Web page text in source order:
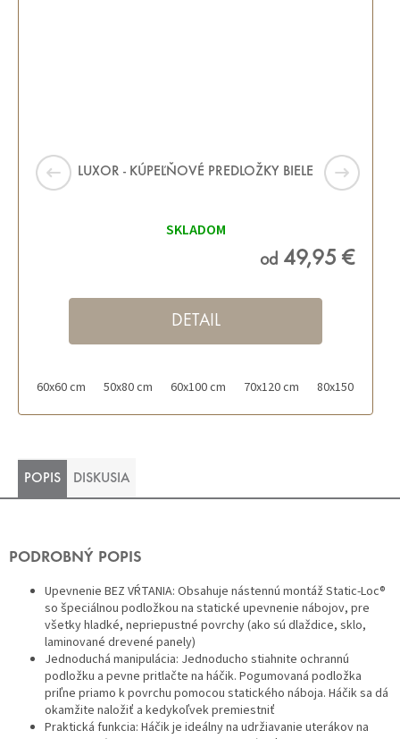
LUXOR - KÚPEĽŇOVÉ PREDLOŽKY BIELE
SKLADOM
od 49,95 €
DETAIL
60x60 cm 50x80 cm 60x100 cm 70x120 cm 80x150 cm
POPIS DISKUSIA
PODROBNÝ POPIS
Upevnenie BEZ VŔTANIA: Obsahuje nástennú montáž Static-Loc®
so špeciálnou podložkou na statické upevnenie nábojov, pre
všetky hladké, nepriepustné povrchy (ako sú dlaždice, sklo,
laminované drevené panely)
Jednoduchá manipulácia: Jednoducho stiahnite ochrannú
podložku a pevne pritlačte na háčik. Pogumovaná podložka
priľne priamo k povrchu pomocou statického náboja. Háčik sa dá
okamžite naložiť a kedykoľvek premiestniť
Praktická funkcia: Háčik je ideálny na udržiavanie uterákov na